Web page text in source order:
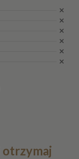
otrzymaj